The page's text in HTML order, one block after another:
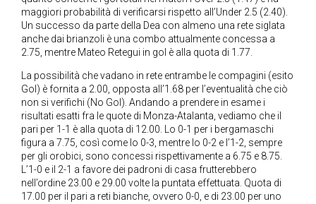
maggiori probabilità di verificarsi rispetto all’Under 2.5 (2.40).
Un successo da parte della Dea con almeno una rete siglata
anche dai brianzoli è una combo attualmente concessa a
2.75, mentre Mateo Retegui in gol è alla quota di 1.77.
La possibilità che vadano in rete entrambe le compagini (esito
Gol) è fornita a 2.00, opposta all’1.68 per l’eventualità che ciò
non si verifichi (No Gol). Andando a prendere in esame i
risultati esatti fra le quote di Monza-Atalanta, vediamo che il
pari per 1-1 è alla quota di 12.00. Lo 0-1 per i bergamaschi
figura a 7.75, così come lo 0-3, mentre lo 0-2 e l’1-2, sempre
per gli orobici, sono concessi rispettivamente a 6.75 e 8.75.
L’1-0 e il 2-1 a favore dei padroni di casa frutterebbero
nell’ordine 23.00 e 29.00 volte la puntata effettuata. Quota di
17.00 per il pari a reti bianche, ovvero 0-0, e di 23.00 per uno